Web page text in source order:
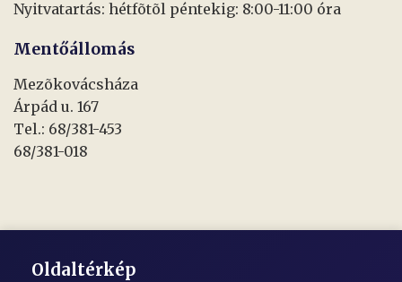
Nyitvatartás: hétfõtõl péntekig: 8:00-11:00 óra
Mentőállomás
Mezõkovácsháza
Árpád u. 167
Tel.: 68/381-453
68/381-018
Oldaltérkép